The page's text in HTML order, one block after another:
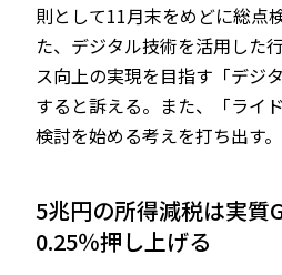
則として11月末をめどに総点
た、デジタル技術を活用した
ス向上の実現を目指す「デジ
すると訴える。また、「ライ
検討を始める考えを打ち出す。
5兆円の所得減税は実質
0.25％押し上げる